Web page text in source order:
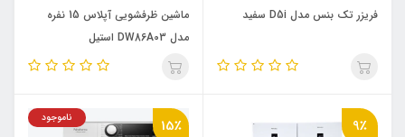
فریزر تک بنس مدل D5i سفید
ماشین ظرفشویی آپلاس 15 نفره
مدل DW86A03 استیل
9٪ 15٪ ناموجود